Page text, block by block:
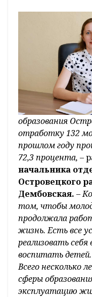
образования
отработку 132
прошлом году
72,3 процента, –
начальника
Островецкого
Дембовская. –
том, чтобы
продолжала
жизнь. Есть все
реализовать себя
воспитать
Всего несколько
сферы
эксплуатацию